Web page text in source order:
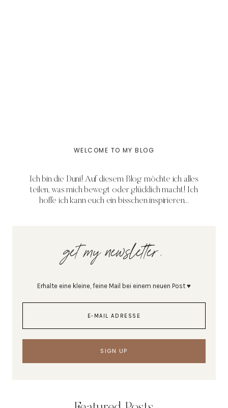
WELCOME TO MY BLOG
Ich bin die Duni! Auf diesem Blog möchte ich alles
teilen, was mich bewegt oder glücklich macht! Ich
hoffe ich kann euch ein bisschen inspirieren...
get my newsletter.
Erhalte eine kleine, feine Mail bei einem neuen Post ♥